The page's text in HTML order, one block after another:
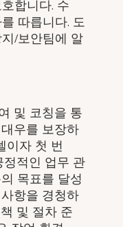
호합니다. 수
따릅니다. 도
지/보안팀에 알
및 코칭을 통
대우를 보장하
이자 첫 번
정적인 업무 관
목표를 달성
사항을 경청하
및 절차 준